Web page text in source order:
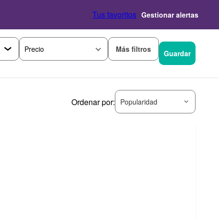
Tus favoritos Gestionar alertas
Precio Más filtros Guardar
Ordenar por: Popularidad